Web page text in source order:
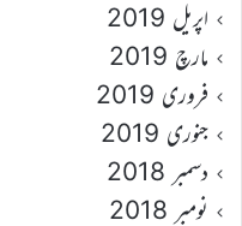
اپریل 2019
مارچ 2019
فروری 2019
جنوری 2019
دسمبر 2018
نومبر 2018